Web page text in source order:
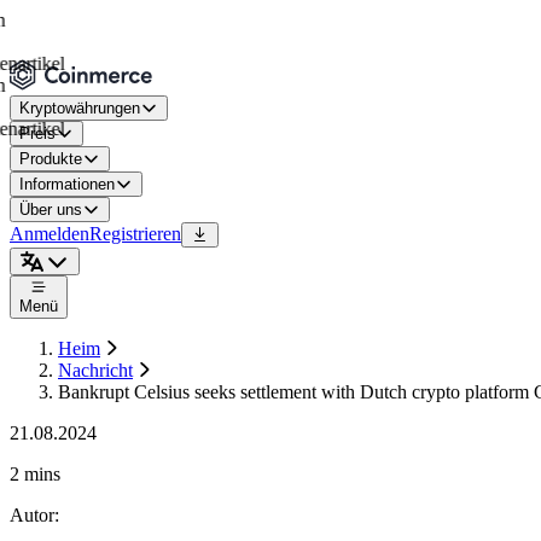
Kryptowährungen
Preis
Produkte
Informationen
Über uns
AnmeldenRegistrieren
Menü
Heim
Nachricht
Bankrupt Celsius seeks settlement with Dutch crypto platform
21.08.2024
2 mins
Autor: